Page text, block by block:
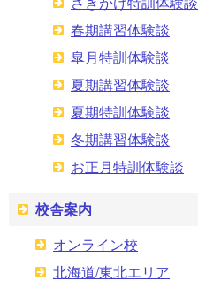
春期講習体験談
皐月特訓体験談
夏期講習体験談
夏期特訓体験談
冬期講習体験談
お正月特訓体験談
校舎案内
オンライン校
北海道/東北エリア